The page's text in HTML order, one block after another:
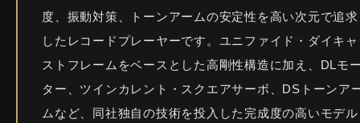
度、振動対策、トーンアームの安定性を高い次元で追求
したレコードプレーヤーです。ユニファイド・ダイキャ
ストフレームをベースとした高剛性構造に加え、DLモ
ター、ツインカレント・スクエアサーボ、DSトーンア
ムなど、同社独自の技術を投入した完成度の高いモデル